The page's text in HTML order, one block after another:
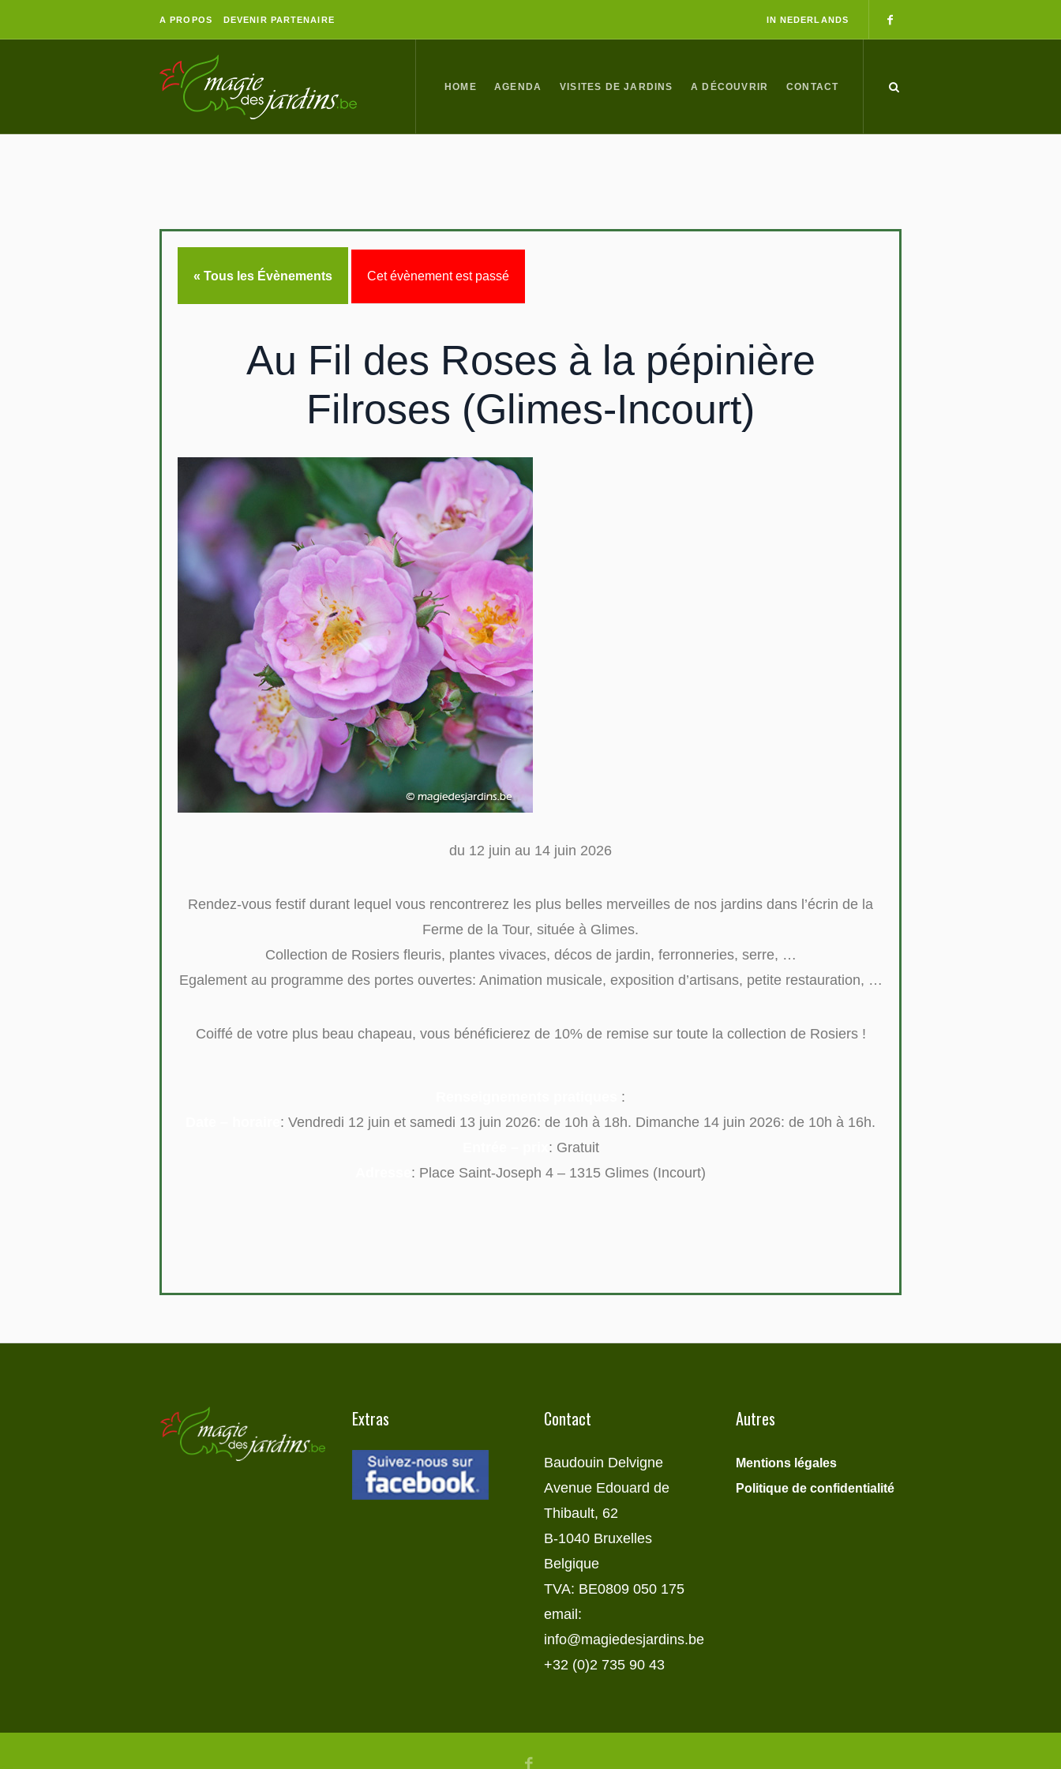
A PROPOS DEVENIR PARTENAIRE IN NEDERLANDS
HOME AGENDA VISITES DE JARDINS A DÉCOUVRIR CONTACT
« Tous les Évènements Cet évènement est passé
Au Fil des Roses à la pépinière
Filroses (Glimes-Incourt)
du 12 juin au 14 juin 2026
Rendez-vous festif durant lequel vous rencontrerez les plus belles merveilles de nos jardins dans l’écrin de la
Ferme de la Tour, située à Glimes.
Collection de Rosiers fleuris, plantes vivaces, décos de jardin, ferronneries, serre, …
Egalement au programme des portes ouvertes: Animation musicale, exposition d’artisans, petite restauration, …
Coiffé de votre plus beau chapeau, vous bénéficierez de 10% de remise sur toute la collection de Rosiers !
:
: Vendredi 12 juin et samedi 13 juin 2026: de 10h à 18h. Dimanche 14 juin 2026: de 10h à 16h.
: Gratuit
: Place Saint-Joseph 4 – 1315 Glimes (Incourt)
Extras Contact
Baudouin Delvigne
Avenue Edouard de
Thibault, 62
B-1040 Bruxelles
Belgique
TVA: BE0809 050 175
email:
info@magiedesjardins.be
+32 (0)2 735 90 43
Autres
Mentions légales
Politique de confidentialité